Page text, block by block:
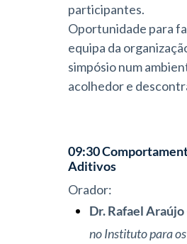
participantes.
Oportunidade para
equipa da
simpósio num
acolhedor e
09:30
Aditivos
Orador:
Dr. Rafael Araújo
no Instituto paraos